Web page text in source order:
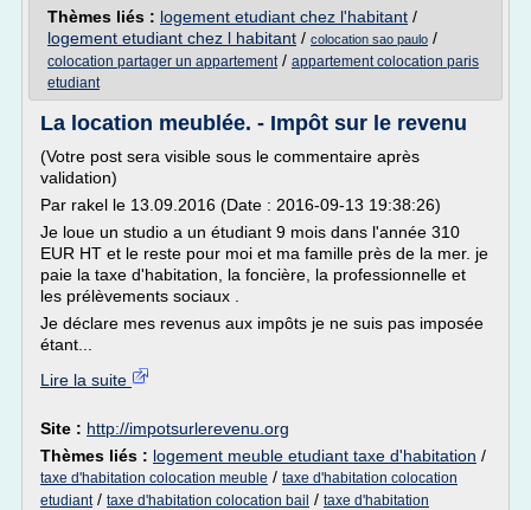
Thèmes liés : logement etudiant chez l'habitant /
logement etudiant chez l habitant / colocation sao paulo /
colocation partager un appartement/ appartement colocation paris
etudiant
La location meublée. - Impôt sur le revenu
(Votre post sera visible sous le commentaire après
validation)
Par rakel le 13.09.2016 (Date : 2016-09-13 19:38:26)
Je loue un studio a un étudiant 9 mois dans l'année 310
EUR HT et le reste pour moi et ma famille près de la mer. je
paie la taxe d'habitation, la foncière, la professionnelle et
les prélèvements sociaux .
Je déclare mes revenus aux impôts je ne suis pas imposée
étant...
Lire la suite
Site : http://impotsurlerevenu.org
Thèmes liés : logement meuble etudiant taxe d'habitation /
taxe d'habitation colocation meuble / taxe d'habitation colocation
etudiant/ taxe d'habitation colocation bail / taxe d'habitation